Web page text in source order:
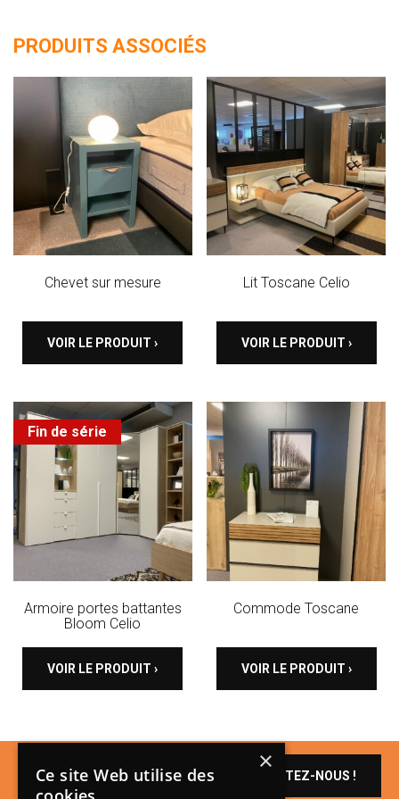
PRODUITS ASSOCIÉS
Chevet sur mesure
VOIR LE PRODUIT ›
Lit Toscane Celio
VOIR LE PRODUIT ›
Fin de série
Armoire portes battantes
Bloom Celio
VOIR LE PRODUIT ›
Commode Toscane
VOIR LE PRODUIT ›
Un produit vous
intéresse ?
CONTACTEZ-NOUS !
×
Ce site Web utilise des